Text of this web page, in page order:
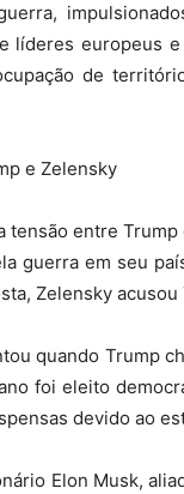
líderes europeus
de
e Zelensky
tensão entre
guerra em seu
Zelensky
quando Trump
foi eleito
devido ao
Elon Musk,